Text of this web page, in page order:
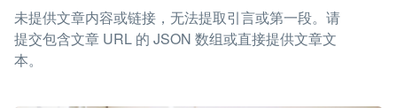
未提供文章内容或链接，无法提取引言或第一段。请
提交包含文章 URL 的 JSON 数组或直接提供文章文
本。